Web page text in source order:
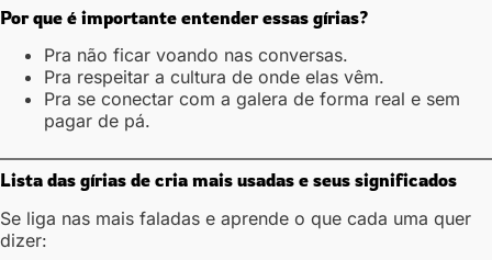
Por que é importante entender essas gírias?
Pra não ficar voando nas conversas.
Pra respeitar a cultura de onde elas vêm.
Pra se conectar com a galera de forma real e sem
pagar de pá.
Lista das gírias de cria mais usadas e seus significados
Se liga nas mais faladas e aprende o que cada uma quer
dizer: